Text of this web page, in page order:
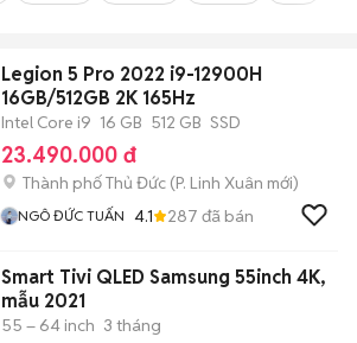
Legion 5 Pro 2022 i9-12900H
16GB/512GB 2K 165Hz
Intel Core i9 16 GB 512 GB SSD
23.490.000 đ
Thành phố Thủ Đức (P. Linh Xuân mới)
NGÔ ĐỨC TUẤN 4.1 287 đã bán
Smart Tivi QLED Samsung 55inch 4K,
mẫu 2021
55 – 64 inch 3 tháng